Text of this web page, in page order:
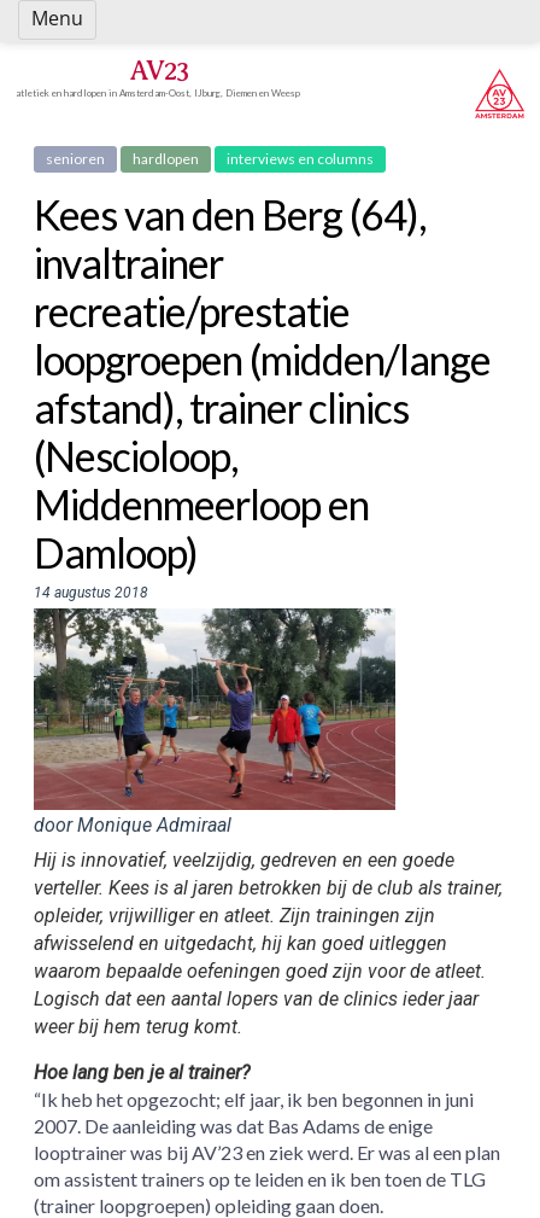
Spring
naar
AV23
atletiek en hardlopen in Amsterdam-Oost, IJburg, Diemen en Weesp
senioren hardlopen interviews en columns
Kees van den Berg (64),
invaltrainer
recreatie/prestatie
loopgroepen (midden/lange
afstand), trainer clinics
(Nescioloop,
Middenmeerloop en
Damloop)
14 augustus 2018
door Monique Admiraal
Hij is innovatief, veelzijdig, gedreven en een goede
verteller. Kees is al jaren betrokken bij de club als trainer,
opleider, vrijwilliger en atleet. Zijn trainingen zijn
afwisselend en uitgedacht, hij kan goed uitleggen
waarom bepaalde oefeningen goed zijn voor de atleet.
Logisch dat een aantal lopers van de clinics ieder jaar
weer bij hem terug komt.
Hoe lang ben je al trainer?
“Ik heb het opgezocht; elf jaar, ik ben begonnen in juni
2007. De aanleiding was dat Bas Adams de enige
looptrainer was bij AV’23 en ziek werd. Er was al een plan
om assistent trainers op te leiden en ik ben toen de TLG
(trainer loopgroepen) opleiding gaan doen.
Menu